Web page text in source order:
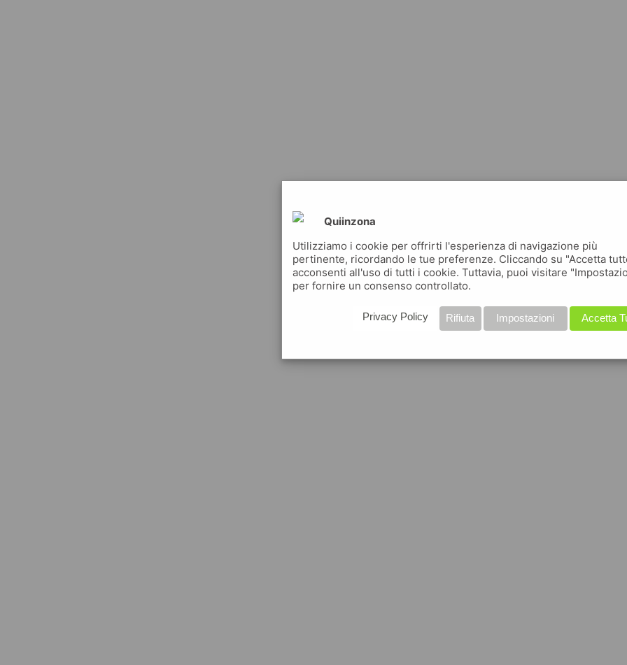
Quiinzona
Utilizziamo i cookie per offrirti l'esperienza di navigazione più
pertinente, ricordando le tue preferenze. Cliccando su "Accetta
acconsenti all'uso di tutti i cookie. Tuttavia, puoi visitare
per fornire un consenso controllato.
Accetta
Impostazioni
Rifiuta
Privacy Policy